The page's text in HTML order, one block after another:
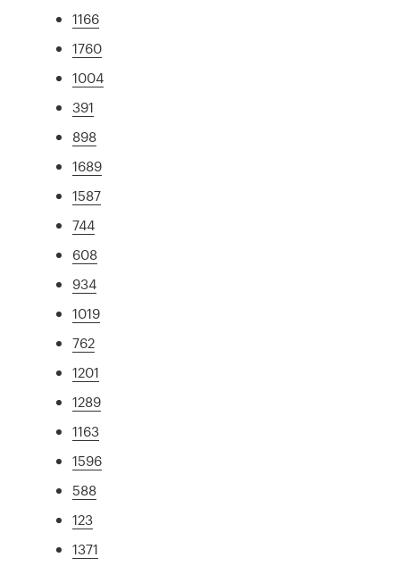
1166
1760
1004
391
898
1689
1587
744
608
934
1019
762
1201
1289
1163
1596
588
123
1371